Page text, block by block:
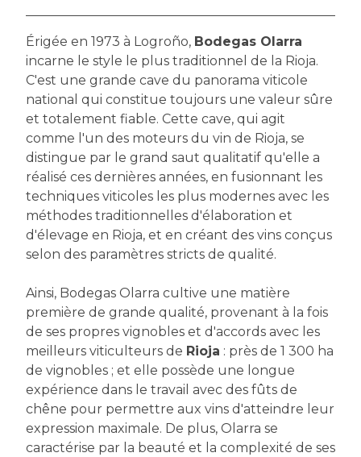
Érigée en 1973 à Logroño, Bodegas Olarra
incarne le style le plus traditionnel de la Rioja.
C'est une grande cave du panorama viticole
national qui constitue toujours une valeur sûre
et totalement fiable. Cette cave, qui agit
comme l'un des moteurs du vin de Rioja, se
distingue par le grand saut qualitatif qu'elle a
réalisé ces dernières années, en fusionnant les
techniques viticoles les plus modernes avec les
méthodes traditionnelles d'élaboration et
d'élevage en Rioja, et en créant des vins conçus
selon des paramètres stricts de qualité.
Ainsi, Bodegas Olarra cultive une matière
première de grande qualité, provenant à la fois
de ses propres vignobles et d'accords avec les
meilleurs viticulteurs de Rioja : près de 1 300 ha
de vignobles ; et elle possède une longue
expérience dans le travail avec des fûts de
chêne pour permettre aux vins d'atteindre leur
expression maximale. De plus, Olarra se
caractérise par la beauté et la complexité de ses